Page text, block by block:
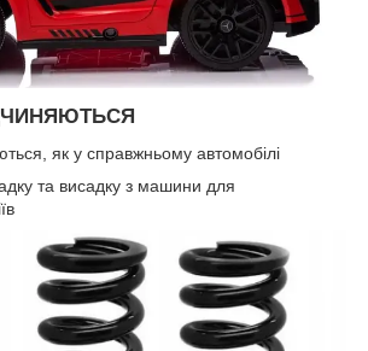
як у справжньому автомобілі
та висадку з машини для